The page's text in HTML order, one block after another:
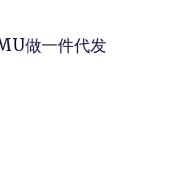
做一件代发